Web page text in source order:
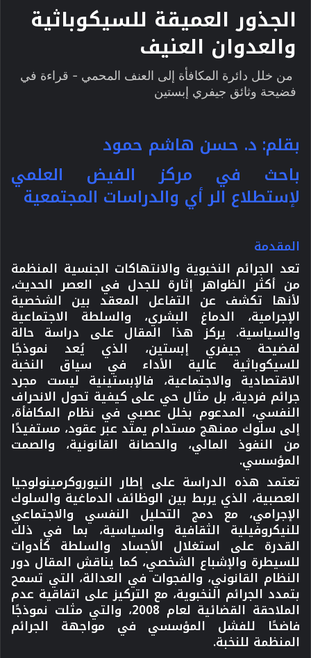
الجذور العميقة للسيكوباثية
والعدوان العنيف
من خلل دائرة المكافأة إلى العنف المحمي - قراءة في
فضيحة وثائق جيفري إبستين
بقلم: د. حسن هاشم حمود
باحث في مركز الفيض العلمي
لإستطلاع الر أي والدراسات المجتمعية
المقدمة
تعد الجرائم النخبوية والانتهاكات الجنسية المنظمة
من أكثر الظواهر إثارة للجدل في العصر الحديث،
لأنها تكشف عن التفاعل المعقد بين الشخصية
الإجرامية، الدماغ البشري، والسلطة الاجتماعية
والسياسية. يركز هذا المقال على دراسة حالة
لفضيحة جيفري إبستين، الذي يُعد نموذجًا
للسيكوباثية عالية الأداء في سياق النخبة
الاقتصادية والاجتماعية، فالإبستينية ليست مجرد
جرائم فردية، بل مثال حي على كيفية تحول الانحراف
النفسي، المدعوم بخلل عصبي في نظام المكافأة،
إلى سلوك ممنهج مستدام يمتد عبر عقود، مستفيدًا
من النفوذ المالي، والحصانة القانونية، والصمت
المؤسسي.
تعتمد هذه الدراسة على إطار النيوروكرمينولوجيا
العصبية، الذي يربط بين الوظائف الدماغية والسلوك
الإجرامي، مع دمج التحليل النفسي والاجتماعي
للنيكروفيلية الثقافية والسياسية، بما في ذلك
القدرة على استغلال الأجساد والسلطة كأدوات
للسيطرة والإشباع الشخصي، كما يناقش المقال دور
النظام القانوني، والفجوات في العدالة، التي تسمح
بتمدد الجرائم النخبوية، مع التركيز على اتفاقية عدم
الملاحقة القضائية لعام 2008، والتي مثلت نموذجًا
فاضحًا للفشل المؤسسي في مواجهة الجرائم
المنظمة للنخبة.